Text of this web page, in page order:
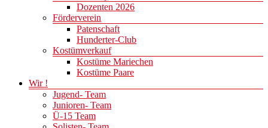
Dozenten 2026
Förderverein
Patenschaft
Hunderter-Club
Kostümverkauf
Kostüme Mariechen
Kostüme Paare
Wir !
Jugend- Team
Junioren- Team
Ü-15 Team